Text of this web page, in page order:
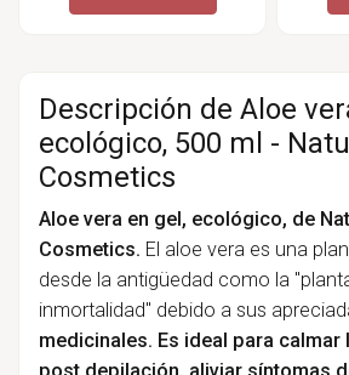
Descripción de Aloe
ecológico, 500 ml -
Cosmetics
Aloe vera en gel, ecológico, de
Cosmetics. El aloe vera es una
desde la antigüedad como la
inmortalidad" debido a sus
medicinales. Es ideal para calmar